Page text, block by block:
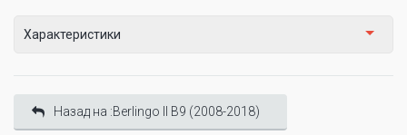
Характеристики
Назад на :Berlingo II B9 (2008-2018)